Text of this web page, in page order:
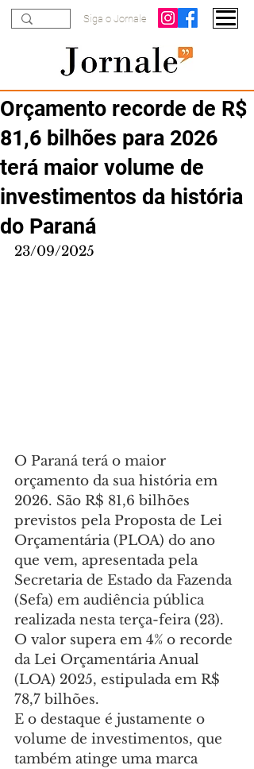
Siga o Jornale
Orçamento recorde de R$
81,6 bilhões para 2026
terá maior volume de
investimentos da história
do Paraná
23/09/2025
O Paraná terá o maior
orçamento da sua história em
2026. São R$ 81,6 bilhões
previstos pela Proposta de Lei
Orçamentária (PLOA) do ano
que vem, apresentada pela
Secretaria de Estado da Fazenda
(Sefa) em audiência pública
realizada nesta terça-feira (23).
O valor supera em 4% o recorde
da Lei Orçamentária Anual
(LOA) 2025, estipulada em R$
78,7 bilhões.
E o destaque é justamente o
volume de investimentos, que
também atinge uma marca